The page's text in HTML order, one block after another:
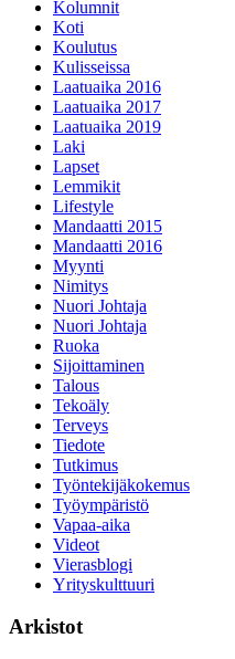
Kolumnit
Koti
Koulutus
Kulisseissa
Laatuaika 2016
Laatuaika 2017
Laatuaika 2019
Laki
Lapset
Lemmikit
Lifestyle
Mandaatti 2015
Mandaatti 2016
Myynti
Nimitys
Nuori Johtaja
Nuori Johtaja
Ruoka
Sijoittaminen
Talous
Tekoäly
Terveys
Tiedote
Tutkimus
Työntekijäkokemus
Työympäristö
Vapaa-aika
Videot
Vierasblogi
Yrityskulttuuri
Arkistot